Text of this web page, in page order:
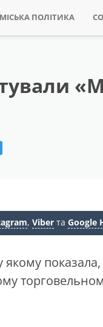
МІСЬКА ПОЛІТИКА
, Viber та Google
якому